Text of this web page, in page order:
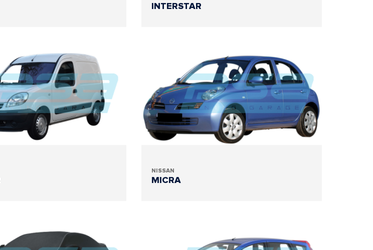
INTERSTAR
NISSAN
MICRA